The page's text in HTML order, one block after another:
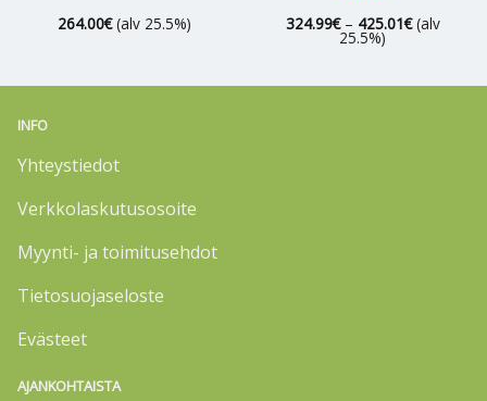
264.00€ (alv 25.5%) 324.99€ – 425.01€
324.99€
(alv
25.5%)
INFO
Yhteystiedot
Verkkolaskutusosoite
Myynti- ja toimitusehdot
Tietosuojaseloste
Evästeet
AJANKOHTAISTA